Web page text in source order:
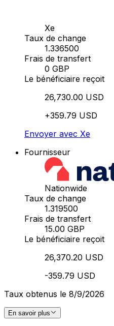
Xe
Taux de change
1.336500
Frais de transfert
0 GBP
Le bénéficiaire reçoit
26,730.00 USD
+359.79 USD
Envoyer avec Xe
Fournisseur
Nationwide
Taux de change
1.319500
Frais de transfert
15.00 GBP
Le bénéficiaire reçoit
26,370.20 USD
-359.79 USD
Taux obtenus le 8/9/2026
En savoir plus